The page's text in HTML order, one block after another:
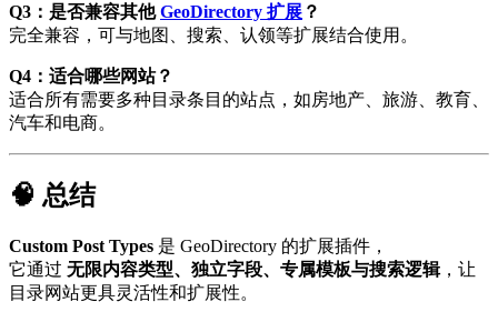
Q3：是否兼容其他GeoDirectory 扩展 ？
完全兼容，可与地图、搜索、认领等扩展结合使用。
Q4：适合哪些网站？
适合所有需要多种目录条目的站点，如房地产、旅游、教育、
汽车和电商。
🧠 总结
Custom Post Types 是 GeoDirectory 的扩展插件，
它通过 无限内容类型、独立字段、专属模板与搜索逻辑，让
目录网站更具灵活性和扩展性。